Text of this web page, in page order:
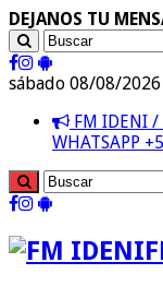
DEJANOS TU
sábado 08/08/2026
FM IDENI /
WHATSAPP